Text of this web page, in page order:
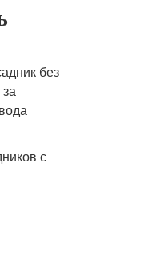
без
с